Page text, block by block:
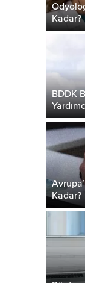
Kadar?
BDDK
Kadar?